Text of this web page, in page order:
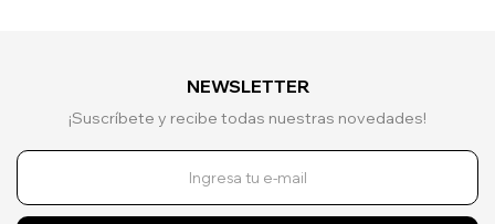
NEWSLETTER
¡Suscríbete y recibe todas nuestras novedades!